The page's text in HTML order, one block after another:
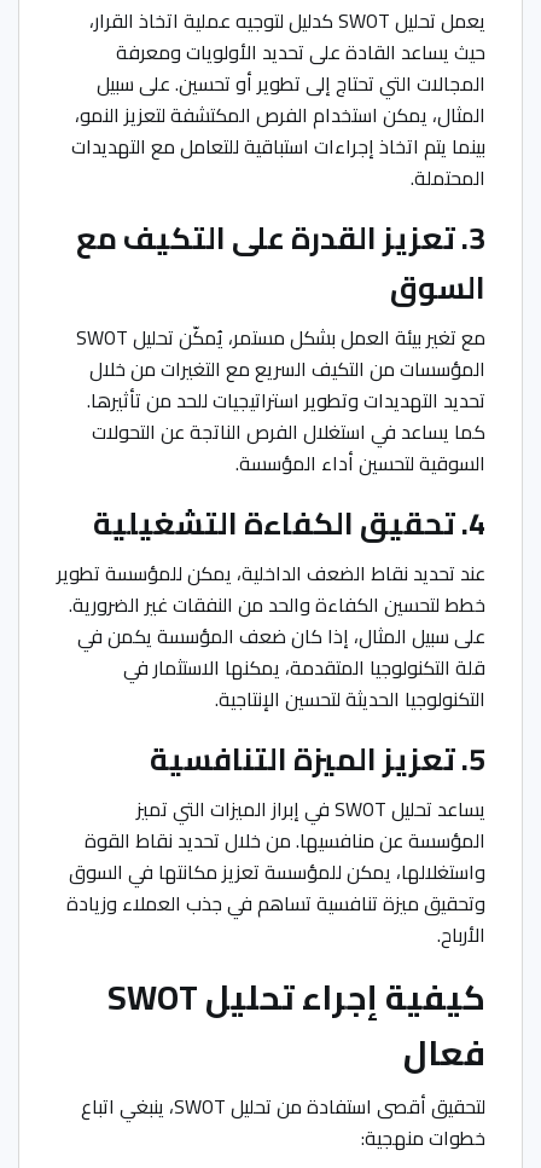
يعمل تحليل SWOT كدليل لتوجيه عملية اتخاذ القرار،
حيث يساعد القادة على تحديد الأولويات ومعرفة
المجالات التي تحتاج إلى تطوير أو تحسين. على سبيل
المثال، يمكن استخدام الفرص المكتشفة لتعزيز النمو،
بينما يتم اتخاذ إجراءات استباقية للتعامل مع التهديدات
المحتملة.
3. تعزيز القدرة على التكيف مع
السوق
مع تغير بيئة العمل بشكل مستمر، يُمكّن تحليل SWOT
المؤسسات من التكيف السريع مع التغيرات من خلال
تحديد التهديدات وتطوير استراتيجيات للحد من تأثيرها.
كما يساعد في استغلال الفرص الناتجة عن التحولات
السوقية لتحسين أداء المؤسسة.
4. تحقيق الكفاءة التشغيلية
عند تحديد نقاط الضعف الداخلية، يمكن للمؤسسة تطوير
خطط لتحسين الكفاءة والحد من النفقات غير الضرورية.
على سبيل المثال، إذا كان ضعف المؤسسة يكمن في
قلة التكنولوجيا المتقدمة، يمكنها الاستثمار في
التكنولوجيا الحديثة لتحسين الإنتاجية.
5. تعزيز الميزة التنافسية
يساعد تحليل SWOT في إبراز الميزات التي تميز
المؤسسة عن منافسيها. من خلال تحديد نقاط القوة
واستغلالها، يمكن للمؤسسة تعزيز مكانتها في السوق
وتحقيق ميزة تنافسية تساهم في جذب العملاء وزيادة
الأرباح.
كيفية إجراء تحليل SWOT
فعال
لتحقيق أقصى استفادة من تحليل SWOT، ينبغي اتباع
خطوات منهجية: